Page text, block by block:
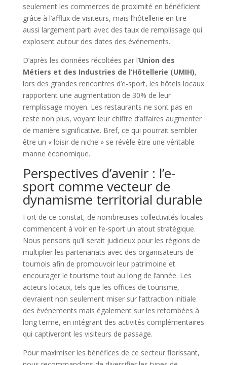
seulement les commerces de proximité en bénéficient
grâce à l’afflux de visiteurs, mais l’hôtellerie en tire
aussi largement parti avec des taux de remplissage qui
explosent autour des dates des événements.
D’après les données récoltées par l’Union des
Métiers et des Industries de l’Hôtellerie (UMIH),
lors des grandes rencontres d’e-sport, les hôtels locaux
rapportent une augmentation de 30% de leur
remplissage moyen. Les restaurants ne sont pas en
reste non plus, voyant leur chiffre d’affaires augmenter
de manière significative. Bref, ce qui pourrait sembler
être un « loisir de niche » se révèle être une véritable
manne économique.
Perspectives d’avenir : l’e-
sport comme vecteur de
dynamisme territorial durable
Fort de ce constat, de nombreuses collectivités locales
commencent à voir en l’e-sport un atout stratégique.
Nous pensons qu’il serait judicieux pour les régions de
multiplier les partenariats avec des organisateurs de
tournois afin de promouvoir leur patrimoine et
encourager le tourisme tout au long de l’année. Les
acteurs locaux, tels que les offices de tourisme,
devraient non seulement miser sur l’attraction initiale
des événements mais également sur les retombées à
long terme, en intégrant des activités complémentaires
qui captiveront les visiteurs de passage.
Pour maximiser les bénéfices de ce secteur florissant,